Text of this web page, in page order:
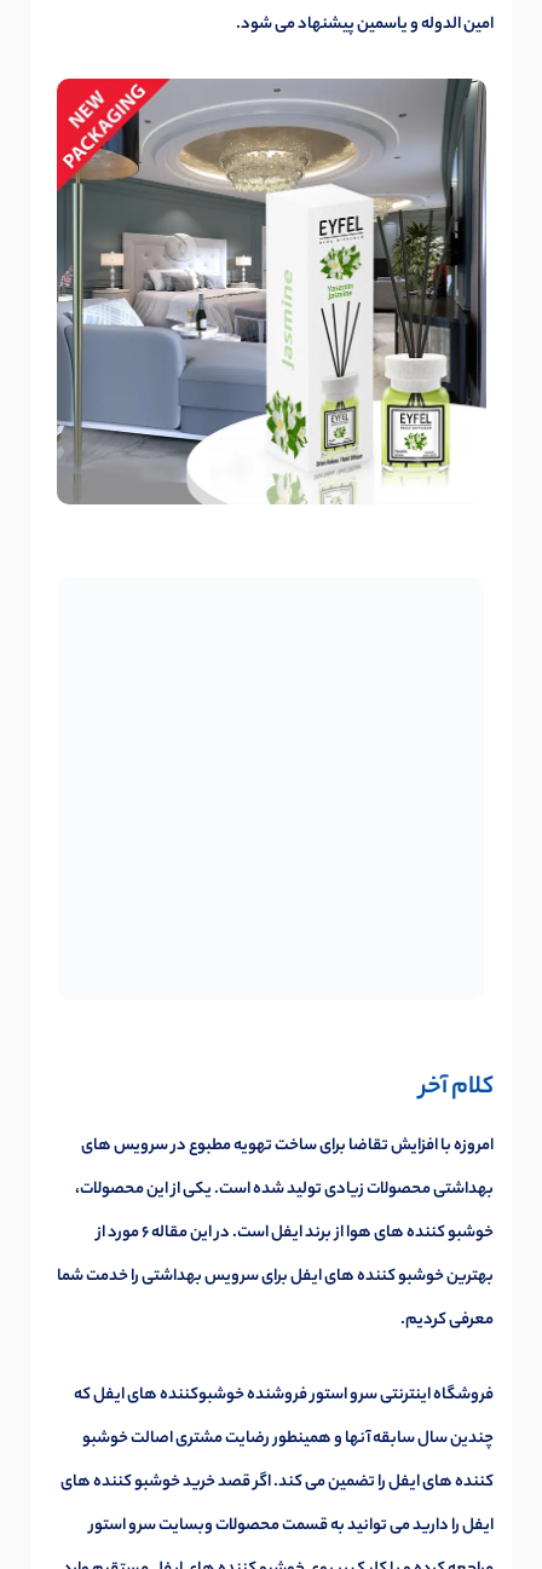
امین الدولهویاسمینپیشنهاد می شود.
کلام آخر
امروزه با افزایش تقاضا برای ساخت تهویه مطبوع در سرویس های
بهداشتی محصولات زیادی تولید شده است. یکی از این محصولات،
خوشبو کننده های هوا از برند ایفل است. در این مقاله 6 مورد از
بهترین خوشبو کننده های ایفل برای سرویس بهداشتی را خدمت شما
معرفی کردیم.
فروشگاه اینترنتی سرو استورفروشنده خوشبوکننده های ایفل که
چندین سال سابقه آنها و همینطور رضایت مشتری اصالت خوشبو
کننده های ایفل را تضمین می کند. اگر قصد خرید خوشبو کننده های
ایفل را دارید می توانید به قسمت محصولات وبسایت سرو استور